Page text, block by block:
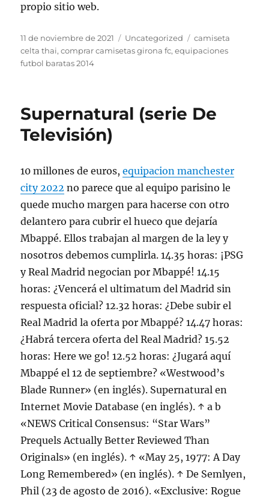
propio sitio web.
Publicado
el
11 de noviembre de 2021 Categorías
Uncategorized Etiquetas
camiseta
celta thai,comprar camisetas girona fc,equipaciones
futbol baratas 2014
Supernatural (serie De
Televisión)
10 millones de euros,equipacion manchester
city 2022 no parece que al equipo parisino le
quede mucho margen para hacerse con otro
delantero para cubrir el hueco que dejaría
Mbappé. Ellos trabajan al margen de la ley y
nosotros debemos cumplirla. 14.35 horas: ¡PSG
y Real Madrid negocian por Mbappé! 14.15
horas: ¿Vencerá el ultimatum del Madrid sin
respuesta oficial? 12.32 horas: ¿Debe subir el
Real Madrid la oferta por Mbappé? 14.47 horas:
¿Habrá tercera oferta del Real Madrid? 15.52
horas: Here we go! 12.52 horas: ¿Jugará aquí
Mbappé el 12 de septiembre? «Westwood’s
Blade Runner» (en inglés). Supernatural en
Internet Movie Database (en inglés). ↑ a b
«NEWS Critical Consensus: “Star Wars”
Prequels Actually Better Reviewed Than
Originals» (en inglés). ↑ «May 25, 1977: A Day
Long Remembered» (en inglés). ↑ De Semlyen,
Phil (23 de agosto de 2016). «Exclusive: Rogue